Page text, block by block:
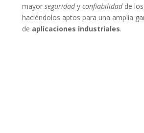
mayor seguridady confiabilidadde los
haciéndolos aptos para una amplia
de aplicaciones industriales.